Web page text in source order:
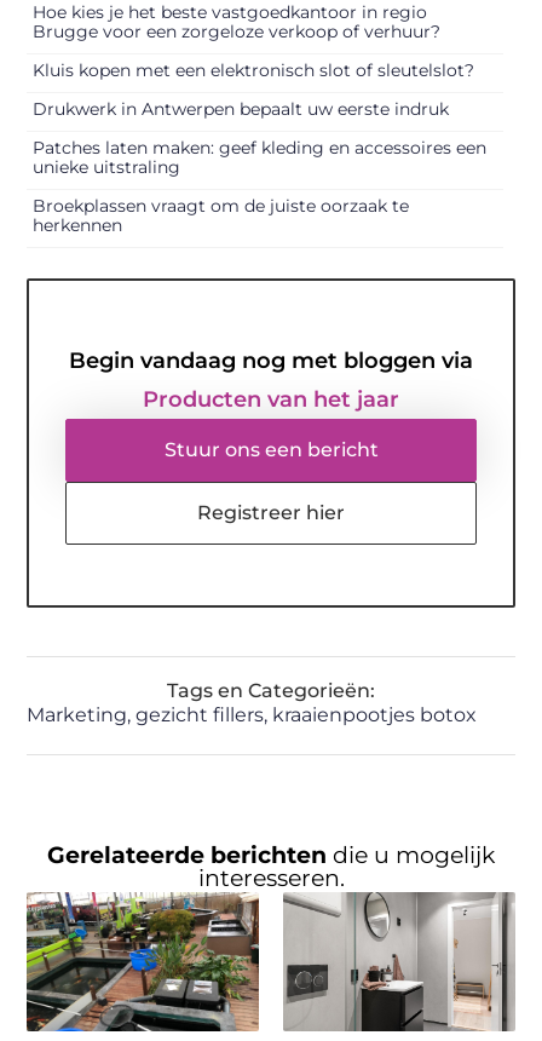
Hoe kies je het beste vastgoedkantoor in regio
Brugge voor een zorgeloze verkoop of verhuur?
Kluis kopen met een elektronisch slot of sleutelslot?
Drukwerk in Antwerpen bepaalt uw eerste indruk
Patches laten maken: geef kleding en accessoires een
unieke uitstraling
Broekplassen vraagt om de juiste oorzaak te
herkennen
Begin vandaag nog met bloggen via
Producten van het jaar
Stuur ons een bericht
Registreer hier
Tags en Categorieën:
Marketing,gezicht fillers, kraaienpootjes botox
Gerelateerde berichten die u mogelijk
interesseren.